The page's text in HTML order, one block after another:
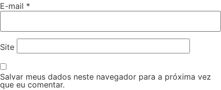
E-mail *
Site
Salvar meus dados neste navegador para a próxima vez
que eu comentar.